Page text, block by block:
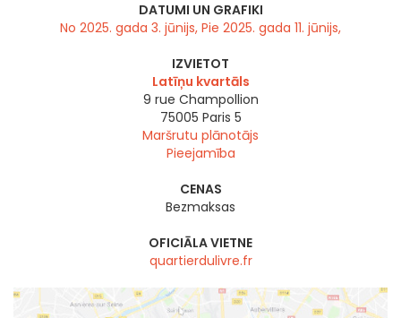
DATUMI UN GRAFIKI
No 2025. gada 3. jūnijs, Pie 2025. gada 11. jūnijs,
IZVIETOT
Latīņu kvartāls
9 rue Champollion
75005 Paris 5
Maršrutu plānotājs
Pieejamība
CENAS
Bezmaksas
OFICIĀLA VIETNE
quartierdulivre.fr